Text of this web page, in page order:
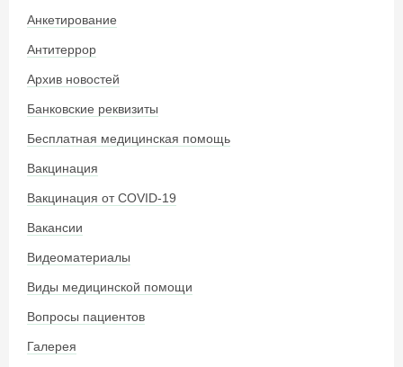
Анкетирование
Антитеррор
Архив новостей
Банковские реквизиты
Бесплатная медицинская помощь
Вакцинация
Вакцинация от COVID-19
Вакансии
Видеоматериалы
Виды медицинской помощи
Вопросы пациентов
Галерея